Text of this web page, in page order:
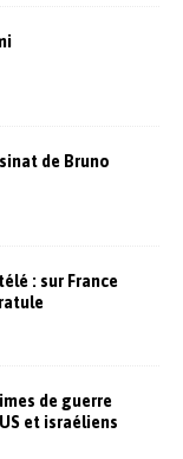
de Bruno
: sur France
de guerre
et israéliens